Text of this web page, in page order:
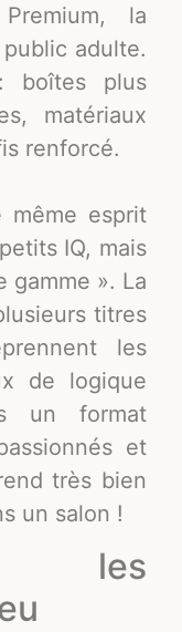
la
adulte.
boîtes plus
matériaux
renforcé.
même esprit
IQ, mais
gamme ». La
titres
les
de logique
un format
et
très bien
un salon !
les